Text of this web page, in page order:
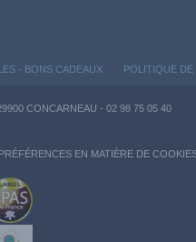
- BONS CADEAUX POLITIQUE
CONCARNEAU - 02 98 75 05 40
EN MATIÈRE DE